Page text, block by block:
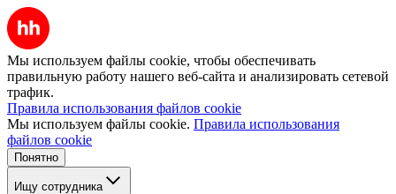
Мы используем файлы cookie, чтобы обеспечивать
правильную работу нашего веб-сайта и анализировать сетевой
трафик.
Правила использования файлов cookie
Мы используем файлы cookie. Правила использования
файлов cookie
Понятно
Ищу сотрудника